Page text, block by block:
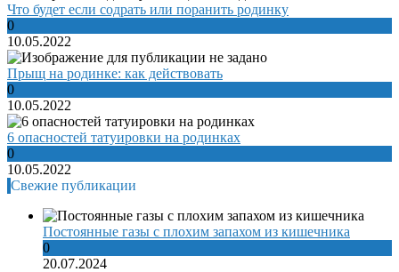
Что будет если содрать или поранить родинку
0
10.05.2022
Прыщ на родинке: как действовать
0
10.05.2022
6 опасностей татуировки на родинках
0
10.05.2022
Свежие публикации
Постоянные газы с плохим запахом из кишечника
0
20.07.2024